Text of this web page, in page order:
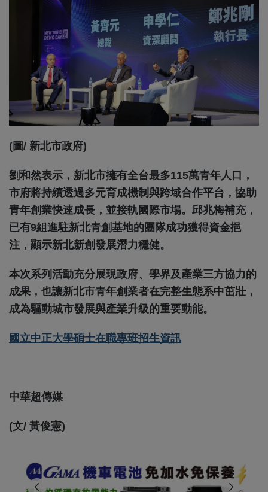
(圖/ 新北市政府)
劉和然表示，新北市擁有全台最多115萬青年人口，
市府將持續透過多元育成機制與跨域合作平台，協助
青年創業快速成長，並接軌國際市場。邱兆梅補充，
已有9組進駐新北青創基地的團隊成功獲得資金挹
注，顯示新北新創發展潛力穩健。
本次系列活動充分展現政府、學界及產業三方協力的
成果，也讓新北市青年創業者在完整生態系中茁壯，
成為驅動城市發展與產業升級的重要動能。
國立中正大學碩士在職專班招生資訊
中華超傳媒
(文/ 黃俊憲)